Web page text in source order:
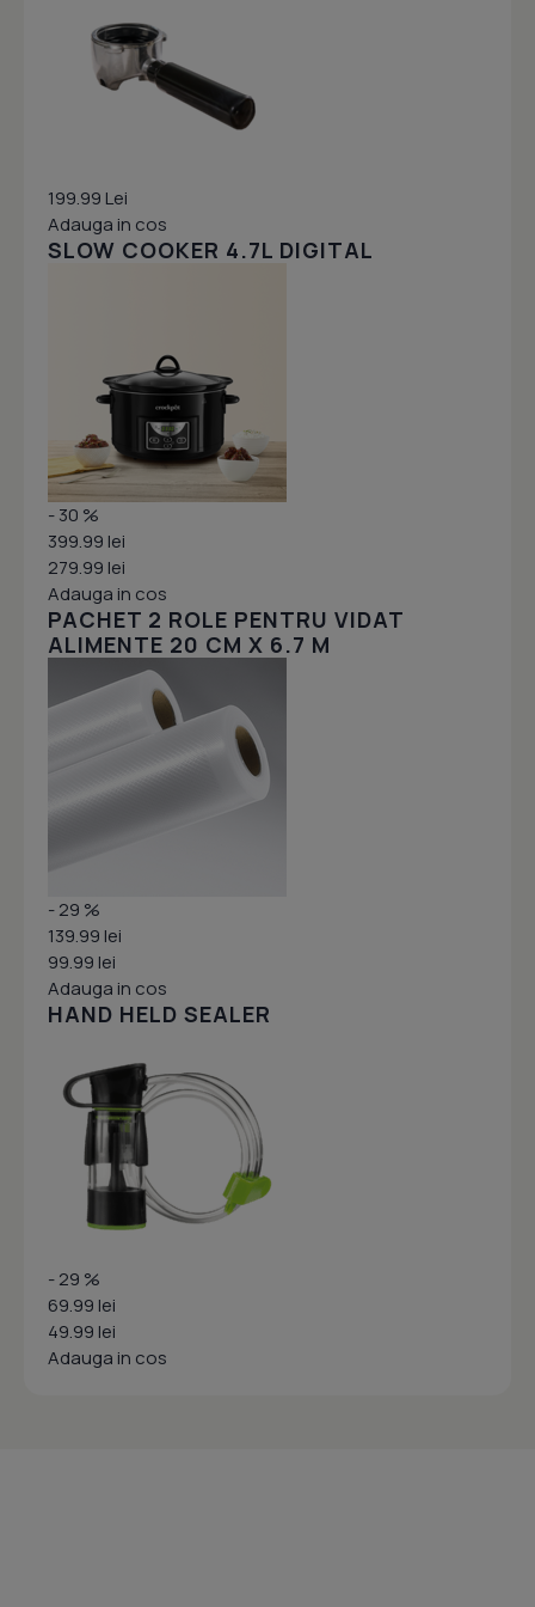
199.99 Lei
Adauga in cos
SLOW COOKER 4.7L DIGITAL
- 30 %
399.99 lei
279.99 lei
Adauga in cos
PACHET 2 ROLE PENTRU VIDAT
ALIMENTE 20 CM X 6.7 M
- 29 %
139.99 lei
99.99 lei
Adauga in cos
HAND HELD SEALER
- 29 %
69.99 lei
49.99 lei
Adauga in cos